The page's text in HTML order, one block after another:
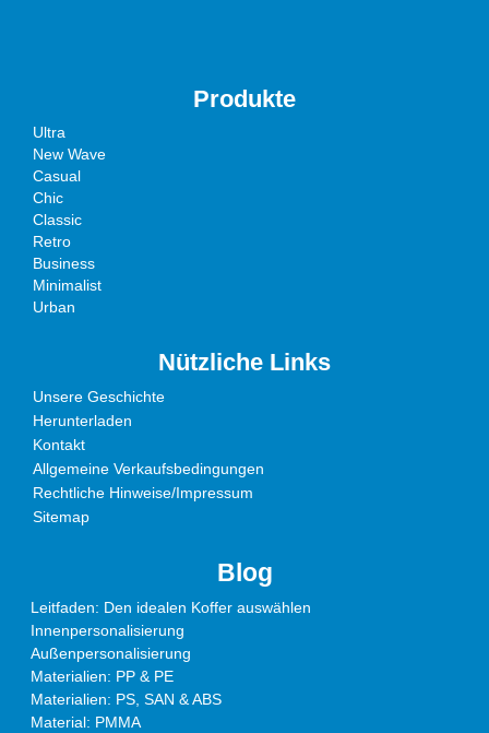
Produkte
Ultra
New Wave
Casual
Chic
Classic
Retro
Business
Minimalist
Urban
Nützliche Links
Unsere Geschichte
Herunterladen
Kontakt
Allgemeine Verkaufsbedingungen
Rechtliche Hinweise/Impressum
Sitemap
Blog
Leitfaden: Den idealen Koffer auswählen
Innenpersonalisierung
Außenpersonalisierung
Materialien: PP & PE
Materialien: PS, SAN & ABS
Material: PMMA